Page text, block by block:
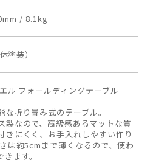
/ 8.1kg
塗装）
ル フォールディングテーブル
折り畳み式のテーブル。
製なので、高級感あるマットな質
きにくく、お手入れしやすい作り
は約5cmまで薄くなるので、使わ
ます。